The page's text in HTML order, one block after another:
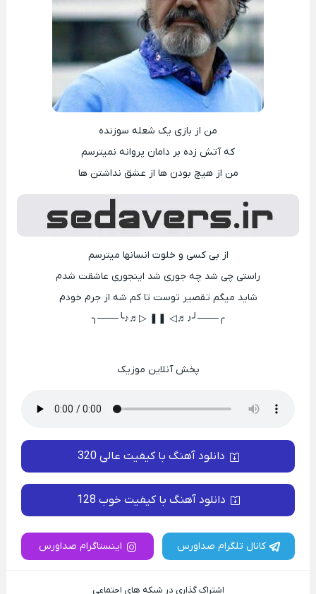
من از بازی یک شعله سوزنده
که آتش زده بر دامان پروانه نمیترسم
من از هیچ بودن ها از عشق نداشتن ها
از بی کسی و خلوت انسانها میترسم
راستی چی شد چه جوری شد اینجوری عاشقت شدم
شاید میگم تقصیر توست تا کم شه از جرم خودم
╭───╯♪♬◁ ❚❚ ▷♬♪╰───╮
پخش آنلاین موزیک
دانلود آهنگ با کیفیت عالی 320
دانلود آهنگ با کیفیت خوب 128
کانال تلگرام صداورس اینستاگرام صداورس
اشتراک گذاری در شبکه های اجتماعی